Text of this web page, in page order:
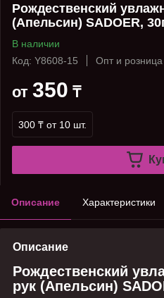
Рождественский
(Апельсин) SADOER,
В наличии
Код: Y8608-15
Опт и розница
от 350 ₸
300 ₸ от 10 шт.
Описание Характеристики
Описание
Рождественский
рук (Апельсин)